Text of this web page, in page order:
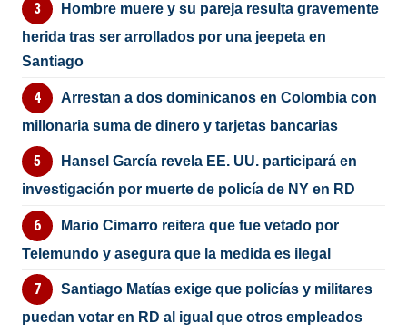
Hombre muere y su pareja resulta gravemente
herida tras ser arrollados por una jeepeta en
Santiago
Arrestan a dos dominicanos en Colombia con
millonaria suma de dinero y tarjetas bancarias
Hansel García revela EE. UU. participará en
investigación por muerte de policía de NY en RD
Mario Cimarro reitera que fue vetado por
Telemundo y asegura que la medida es ilegal
Santiago Matías exige que policías y militares
puedan votar en RD al igual que otros empleados